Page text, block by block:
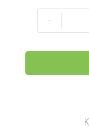
-